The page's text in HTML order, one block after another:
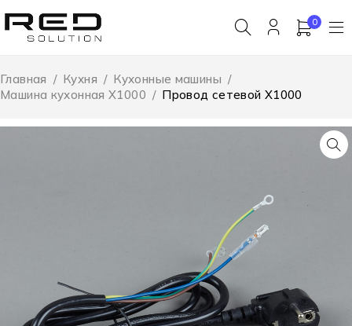
0
Главная / Кухня / Кухонные машины /
Машина кухонная X1000 / Провод сетевой X1000